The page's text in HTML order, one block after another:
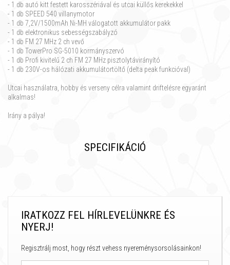
- 1 db autó kitt festett karosszériával és utcai küllős kerekekkel
- 1 db SPEED 540 villanymotor
- 1 db 7,2V/1500mAh Ni-MH válogatott akkumulátor pakk
- 1 db elektronikus sebességszabályzó
- 1 db FM 27 MHz 2 ch vevő
- 1 db TowerPro SG-5010 kormányszervó
- 1 db Profi kivitelű 2 ch FM 27 MHz pisztolytávirányító
- 1 db 230V-os hálózati akkumulátortöltő (delta peak funkcióval)
Utcai használatra, hobby és verseny célra valamint driftelésre egyaránt
alkalmas!
Irány a pálya!
SPECIFIKÁCIÓ
IRATKOZZ FEL HÍRLEVELÜNKRE ÉS
NYERJ!
Regisztrálj most, hogy részt vehess nyereménysorsolásainkon!